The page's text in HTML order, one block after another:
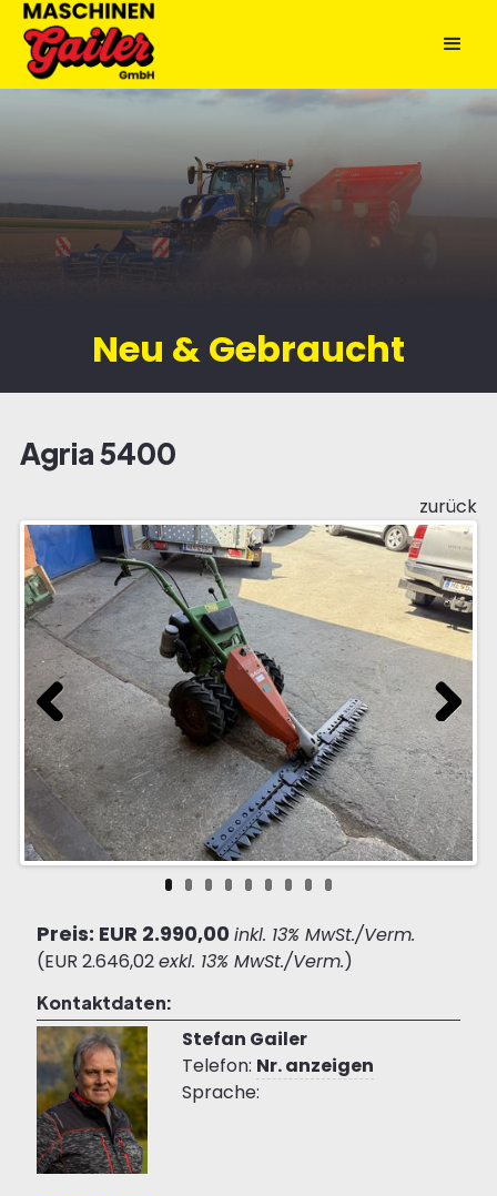
Neu & Gebraucht
Agria 5400
zurück
Previous Next
Preis: EUR 2.990,00 inkl. 13% MwSt./Verm.
(EUR 2.646,02exkl. 13% MwSt./Verm.)
Kontaktdaten:
Stefan Gailer
Telefon: Nr. anzeigen
Sprache: